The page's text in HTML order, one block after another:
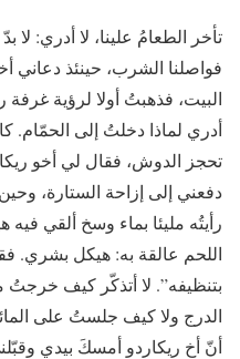
تأخر الطعامُ علينا، لا أدري:
فواصلنا الشرب، حينئذ دعاني
البيت، فذهبتُ أولا لرؤية غرفة
أدري لماذا دخلتُ إلى الحمّام.
تحجز الدوش، فقال لي أخو
دفعني إلى إزاحة الستارة،
رأيتُه مليئا بماء وسخ ألقي
اللحم عالقة به: هيكل بشري.
بتنظيفه”. لا أتذكّر كيف
الدرج ولا كيف جلستُ على
أنّ أخ ريكاردو أمسكَ بيدي